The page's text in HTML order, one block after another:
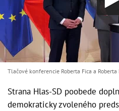
Tlačové konferencie Roberta Fica a
Strana Hlas-SD poobede
demokraticky zvoleného